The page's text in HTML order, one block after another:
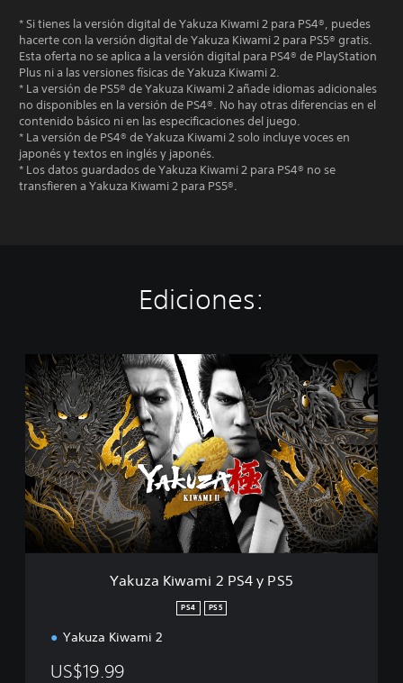
* Si tienes la versión digital de Yakuza Kiwami 2 para PS4®, puedes
hacerte con la versión digital de Yakuza Kiwami 2 para PS5® gratis.
Esta oferta no se aplica a la versión digital para PS4® de PlayStation
Plus ni a las versiones físicas de Yakuza Kiwami 2.
* La versión de PS5® de Yakuza Kiwami 2 añade idiomas adicionales
no disponibles en la versión de PS4®. No hay otras diferencias en el
contenido básico ni en las especificaciones del juego.
* La versión de PS4® de Yakuza Kiwami 2 solo incluye voces en
japonés y textos en inglés y japonés.
* Los datos guardados de Yakuza Kiwami 2 para PS4® no se
transfieren a Yakuza Kiwami 2 para PS5®.
Ediciones:
a
k
u
z
a
K
w
a
m
i
Yakuza Kiwami 2 PS4 y PS5
PS4 PS5
Yakuza Kiwami 2
US$19.99